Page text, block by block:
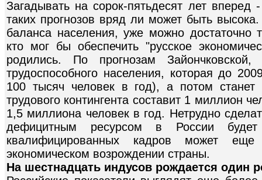
Загадывать на сорок-пятьдесят лет вперед
таких прогнозов вряд ли может быть
баланса населения, уже можно достаточно
кто мог бы обеспечить "русское
родились. По прогнозам
трудоспособного населения, которая до
100 тысяч человек в год), а потом
трудового контингента составит 1 миллион
1,5 миллиона человек в год. Нетрудно
дефицитным ресурсом в России
квалифицированных кадров может
экономическом возрождении страны.
На шестнадцать индусов рождается один